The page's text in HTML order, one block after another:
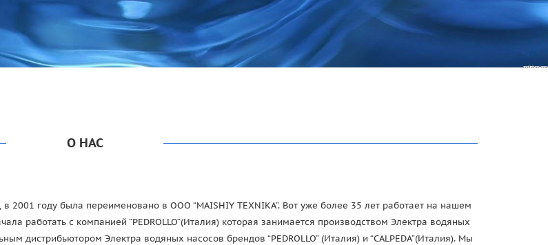
О НАС
году была переименовано в OOO “MAISHIY TEXNIKA”. Вот уже более 35 лет работает на нашем
работать с компанией “PEDROLLO”(Италия) которая занимается производством Электра водяных
дистрибьютором Электра водяных насосов брендов “PEDROLLO” (Италия) и “CALPEDA”(Италия). Мы